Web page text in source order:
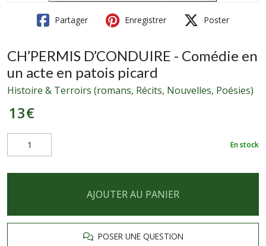
Partager Enregistrer Poster
CH’PERMIS D’CONDUIRE - Comédie en
un acte en patois picard
Histoire & Terroirs (romans, Récits, Nouvelles, Poésies)
13€
En stock
AJOUTER AU PANIER
POSER UNE QUESTION